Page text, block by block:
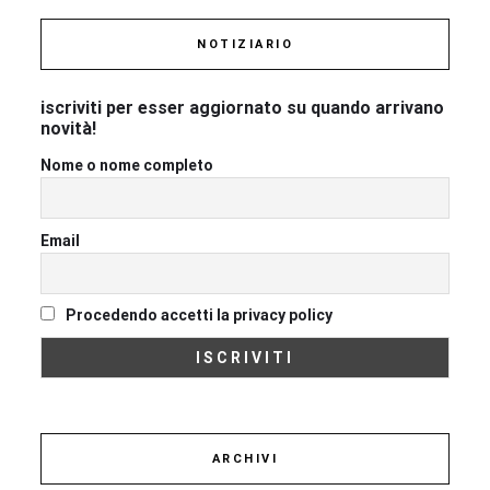
NOTIZIARIO
iscriviti per esser aggiornato su quando arrivano
novità!
Nome o nome completo
Email
Procedendo accetti la privacy policy
ARCHIVI